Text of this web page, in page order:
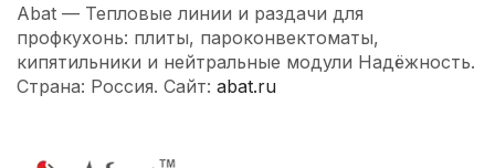
Abat — Тепловые линии и раздачи для
профкухонь: плиты, пароконвектоматы,
кипятильники и нейтральные модули Надёжность.
Страна: Россия. Сайт: abat.ru